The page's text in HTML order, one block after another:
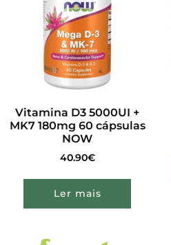
Vitamina D3 5000UI +
MK7 180mg 60 cápsulas
NOW
40.90€
Ler mais